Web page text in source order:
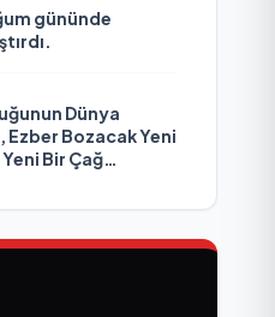
gününde
Dünya
Ezber Bozacak Yeni
Bir Çağ